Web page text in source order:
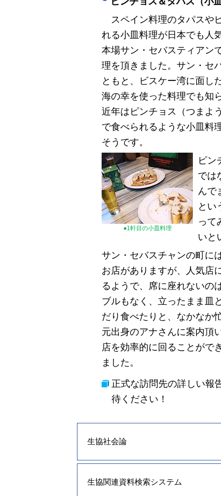
スペイン料理のタパスや
れる小皿料理が日本でも人
本場サン・セバスティアン
理を頂きました。サン・セ
ともと、ビスケー湾に面し
海の幸を使った料理でも知
近年はピンチョス（つまよ
で食べられるような小皿料
そうです。
●1軒目の小皿料理
ピン
では
んで
とい
って
いと
サン・セバスチャンの町に
お店がありますが、人気店
るようで、席に座れないの
ブルもなく、立ったまま皿
だり食べたりと、なかなか
元出身のアナさんに案内頂
店を効率的に回ることがで
ました。
正式な訪問先の詳しい報
待ください！
生協社会論
生協関連資料検索システム